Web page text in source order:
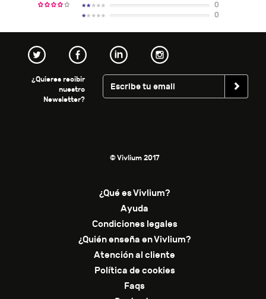
0
0
¿Quieres recibir
nuestro
Newsletter?
© Vivlium 2017
¿Qué es Vivlium?
Ayuda
Condiciones legales
¿Quién enseña en Vivlium?
Atención al cliente
Política de cookies
Faqs